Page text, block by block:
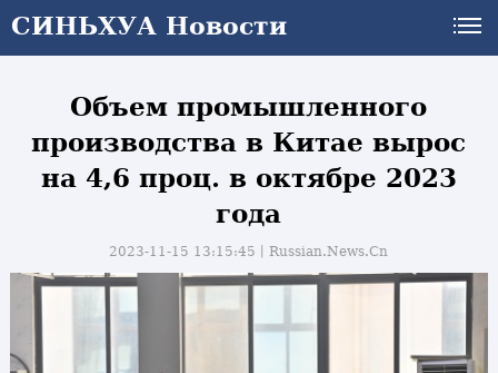
СИНЬХУА Новости
СИНЬХУА Новости
Объем промышленного
производства в Китае вырос
на 4,6 проц. в октябре 2023
года
2023-11-15 13:15:45丨Russian.News.Cn